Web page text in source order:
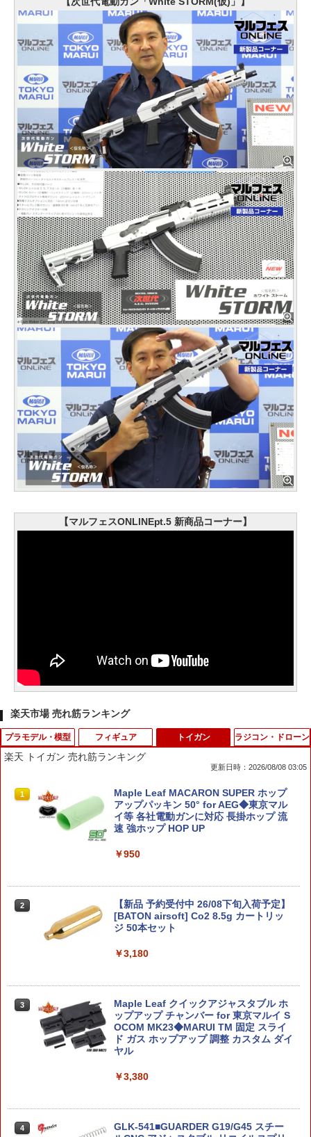
【マルフェスONLINEpt.5 新商品コーナー】
楽天市場 売れ筋ランキング
プラモデル・模型
1
バンダイスピリッツ 30MF クラスアップ
アーマー(ローザンウォーリア) 30MFCU
07ロ-ザンウオ-リア [30MFCU07ロ-ザン
ウオ-リア]
￥600
2
30MF クラスアップアーマー(リーベルウ
ォーリア) (プラモデル)
3 SD 三国創傑伝 炎皇張飛ゴッドガンダム
￥920
GE-2
フィギュア
1
2026年10月予約 ガチャ【クインテット
フィギュアコレクション コンプリート 6
種セット カプセルトイ】
【中古】[FIG] 【SMILE VALUE 2025】
POP UP PARADE(ポップアップパレー
ド) 桜ミク お花見コーデVer. キャラクタ
成品 フィギュア グッドスマイルカンパ
￥4,200
【POP MART 公式ストア】《今だけP5
倍！》SKULLPANDA Chapter VIII ポ
フィギュア おもちゃ ガチャガチャ プラ
￥4,510
トイガン
楽天 トイガン 売れ筋ランキング
更新日時：2026/08/08 03:05
1
Maple Leaf MACARON SUPER ホップ
アップパッキン 50° for AEG◆東京マル
イ等 各社電動ガンに対応 長掛ホップ 流
速 強ホップ HOP UP
￥950
2
【新品 予約受付中 26/08下旬入荷予定】
[BATON airsoft] Co2 8.5g カートリッ
ジ 50本セット
￥3,180
3
Maple Leaf クイックアジャスタブル ホ
ップアップ チャンバー for 東京マルイ S
OCOM MK23◆MARUI TM 固定 スライ
ド ガス ホップアップ 調整 カスタム ダイ
ヤル
￥3,380
4
GLK-541■GUARDER G19/G45 スチー
ラジコン・ドローン